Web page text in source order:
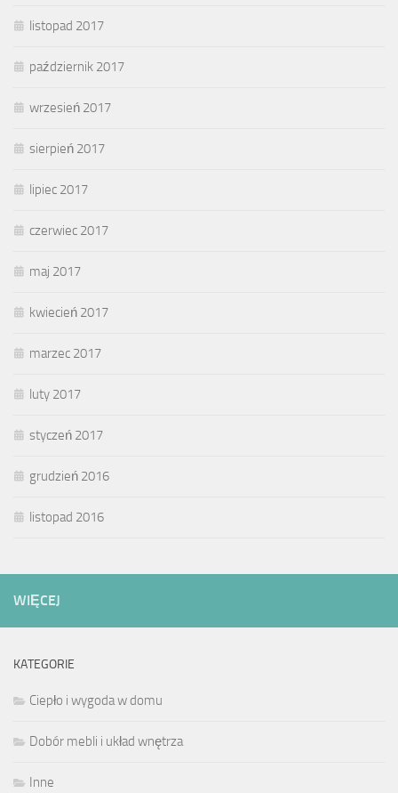
listopad 2017
październik 2017
wrzesień 2017
sierpień 2017
lipiec 2017
czerwiec 2017
maj 2017
kwiecień 2017
marzec 2017
luty 2017
styczeń 2017
grudzień 2016
listopad 2016
WIĘCEJ
KATEGORIE
Ciepło i wygoda w domu
Dobór mebli i układ wnętrza
Inne